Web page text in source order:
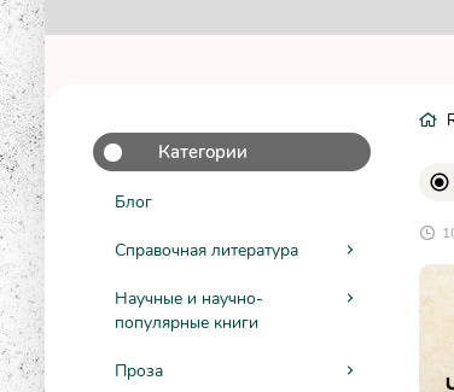
Категории
Блог
Справочная литература
Научные и научно-
популярные книги
Проза